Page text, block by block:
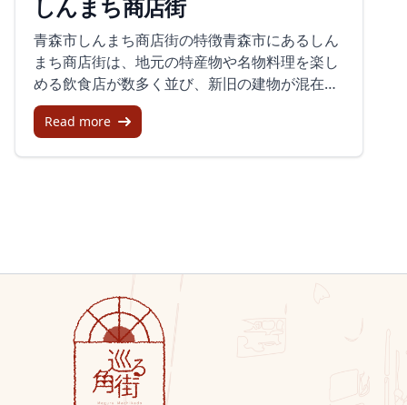
りです。短い距離でも、木造のアーケードや文
化財、酒蔵の景色が印象に残ります。静かに歩
きながら、昔の情緒が色濃く残る黒石の空気を
感じたい方におすすめの場所です。
ろよい処はるなこちらは餃子やアドリブ料理が
好評の店。料理はすべて手作りで、時にはおか
みさんが即興で新しい料理を提供してくれるこ
ともあります。温かい雰囲気とリーズナブルな
価格が魅力です。訪れる価値どのお店も地元の
食材を活かした美味しい料理、そして経済的な
価格設定が特徴です。地元の人々との交流を通
論むつ市田名部の神社横丁は、美味しい料理と
温かい人々との出会いを提供してくれる特別な
場所です。青森を訪れた際は、ぜひこのディー
プな飲み屋街で昭和の雰囲気を楽しんでくださ
い。きっと、心に残る旅の一ページになるでし
しんまち商店街
青森市しんまち商店街の特徴青森市にあるしん
まち商店街は、地元の特産物や名物料理を楽し
める飲食店が数多く並び、新旧の建物が混在す
るユニークな商店街です。訪問者はアーケード
が雨や雪の日でも快適に歩ける利点を感じてお
しんまち商店街にある交差点は、地図上では
「スクランブル式」とされています。しかし、
実際に訪れるとその構造が普通のスクランブル
交差点とは異なっていることがわかります。歩
行者用信号機は□の形をしたものと対角方向に
歩く✕の形をした2種類がありますが、斜め横断
Read more